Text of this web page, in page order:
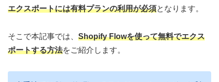
エクスポートには有料プランの利用が必須となります。
そこで本記事では、 Shopify Flowを使って無料でエクス
ポートする方法をご紹介します。